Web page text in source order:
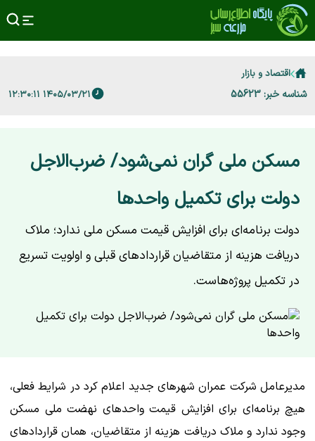
اقتصاد و بازار
شناسه خبر: 55623 ۱۴۰۵/۰۳/۲۱ ۱۲:۳۰:۱۱
مسکن ملی گران نمی‌شود/ ضرب‌الاجل
دولت برای تکمیل واحدها
دولت برنامه‌ای برای افزایش قیمت مسکن ملی ندارد؛ ملاک
دریافت هزینه از متقاضیان قراردادهای قبلی و اولویت تسریع
در تکمیل پروژه‌هاست.
مدیرعامل شرکت عمران شهرهای جدید اعلام کرد در شرایط فعلی،
هیچ برنامه‌ای برای افزایش قیمت واحدهای نهضت ملی مسکن
وجود ندارد و ملاک دریافت هزینه از متقاضیان، همان قراردادهای